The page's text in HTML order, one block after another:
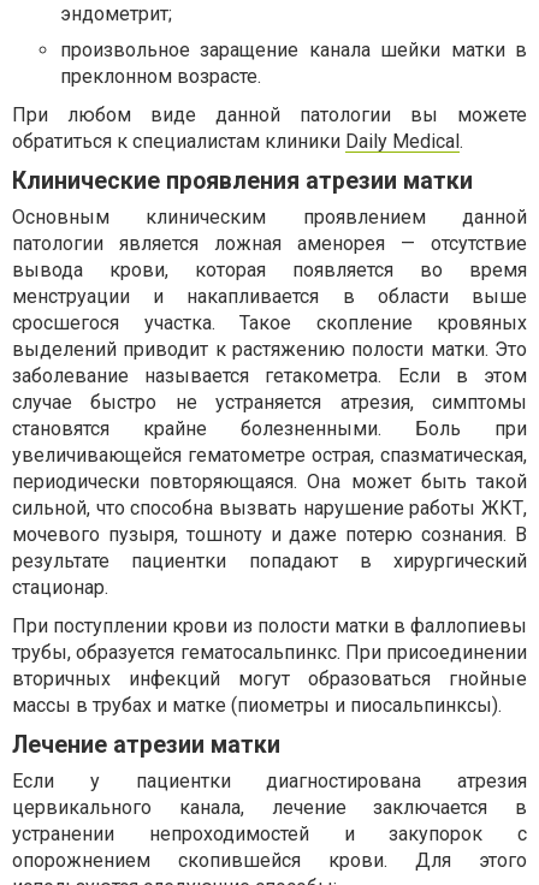
эндометрит;
произвольное заращение канала шейки матки в
преклонном возрасте.
При любом виде данной патологии вы можете
обратиться к специалистам клиники Daily Medical.
Клинические проявления атрезии матки
Основным клиническим проявлением данной
патологии является ложная аменорея — отсутствие
вывода крови, которая появляется во время
менструации и накапливается в области выше
сросшегося участка. Такое скопление кровяных
выделений приводит к растяжению полости матки. Это
заболевание называется гетакометра. Если в этом
случае быстро не устраняется атрезия, симптомы
становятся крайне болезненными. Боль при
увеличивающейся гематометре острая, спазматическая,
периодически повторяющаяся. Она может быть такой
сильной, что способна вызвать нарушение работы ЖКТ,
мочевого пузыря, тошноту и даже потерю сознания. В
результате пациентки попадают в хирургический
стационар.
При поступлении крови из полости матки в фаллопиевы
трубы, образуется гематосальпинкс. При присоединении
вторичных инфекций могут образоваться гнойные
массы в трубах и матке (пиометры и пиосальпинксы).
Лечение атрезии матки
Если у пациентки диагностирована атрезия
цервикального канала, лечение заключается в
устранении непроходимостей и закупорок с
опорожнением скопившейся крови. Для этого